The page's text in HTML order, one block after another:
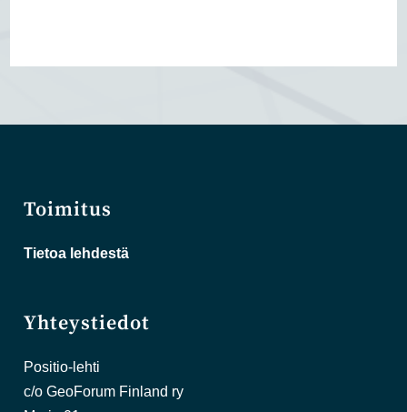
Toimitus
Tietoa lehdestä
Yhteystiedot
Positio-lehti
c/o GeoForum Finland ry